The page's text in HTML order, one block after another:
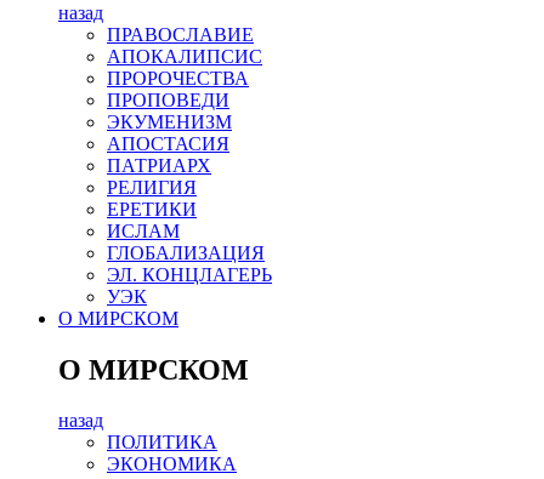
назад
ПРАВОСЛАВИЕ
АПОКАЛИПСИС
ПРОРОЧЕСТВА
ПРОПОВЕДИ
ЭКУМЕНИЗМ
АПОСТАСИЯ
ПАТРИАРХ
РЕЛИГИЯ
ЕРЕТИКИ
ИСЛАМ
ГЛОБАЛИЗАЦИЯ
ЭЛ. КОНЦЛАГЕРЬ
УЭК
О МИРСКОМ
О МИРСКОМ
назад
ПОЛИТИКА
ЭКОНОМИКА